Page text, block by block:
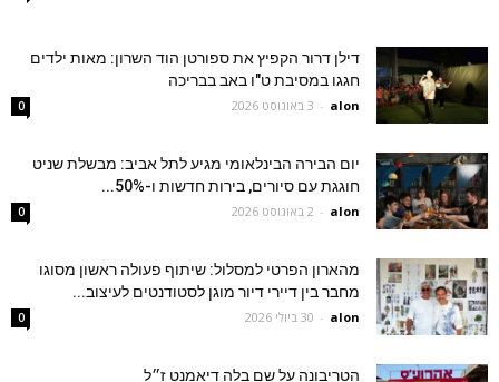
דילן דרור הקפיץ את ספורטן הוד השרון: מאות ילדים
חגגו במסיבת ט"ו באב בבריכה
alon
- 3 באוגוסט 2026 0
יום הבירה הבינלאומי מגיע לתל אביב: מבשלת שניט
חוגגת עם סיורים, בירות חדשות ו-50%...
alon
- 2 באוגוסט 2026 0
מהארון הפרטי למסלול: שיתוף פעולה ראשון מסוגו
מחבר בין דיירי דיור מוגן לסטודנטים לעיצוב...
alon
- 30 ביולי 2026 0
הטריבונה על שם בלה דיאמנט ז״ל